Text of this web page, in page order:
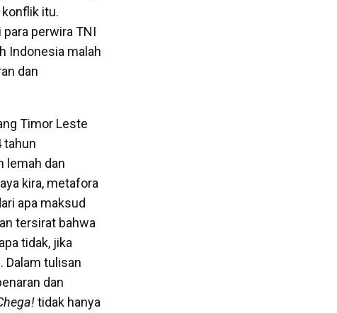
itu.
perwira TNI
Indonesia malah
dan
Timor Leste
tahun
lemah dan
kira, metafora
apa maksud
tersirat bahwa
tidak, jika
Dalam tulisan
dan
tidak hanya